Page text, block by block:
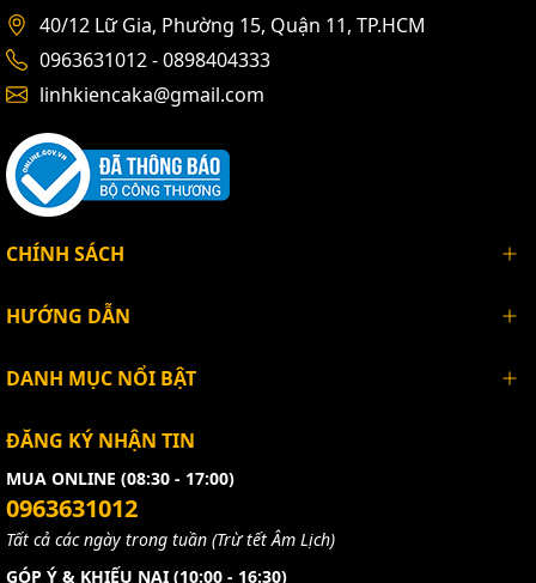
40/12 Lữ Gia, Phường 15, Quận 11, TP.HCM
0963631012 - 0898404333
linhkiencaka@gmail.com
CHÍNH SÁCH
HƯỚNG DẪN
DANH MỤC NỔI BẬT
ĐĂNG KÝ NHẬN TIN
MUA ONLINE (08:30 - 17:00)
0963631012
Tất cả các ngày trong tuần (Trừ tết Âm Lịch)
GÓP Ý & KHIẾU NẠI (10:00 - 16:30)